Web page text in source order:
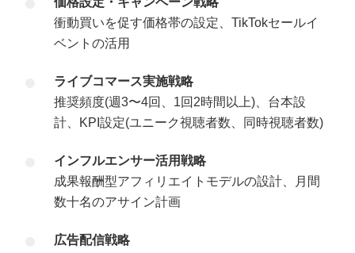
衝動買いを促す価格帯の設定、TikTokセールイ
ベントの活用
ライブコマース実施戦略
推奨頻度(週3〜4回、1回2時間以上)、台本設
計、KPI設定(ユニーク視聴者数、同時視聴者数)
インフルエンサー活用戦略
成果報酬型アフィリエイトモデルの設計、月間
数十名のアサイン計画
広告配信戦略